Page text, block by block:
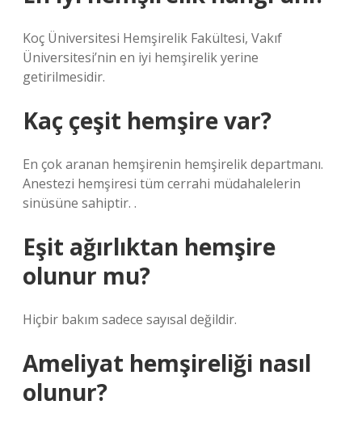
Koç Üniversitesi Hemşirelik Fakültesi, Vakıf
Üniversitesi’nin en iyi hemşirelik yerine
getirilmesidir.
Kaç çeşit hemşire var?
En çok aranan hemşirenin hemşirelik departmanı.
Anestezi hemşiresi tüm cerrahi müdahalelerin
sinüsüne sahiptir. .
Eşit ağırlıktan hemşire
olunur mu?
Hiçbir bakım sadece sayısal değildir.
Ameliyat hemşireliği nasıl
olunur?